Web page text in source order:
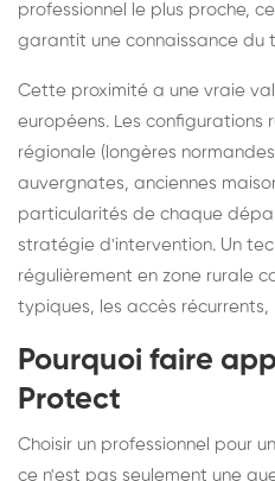
professionnel le plus proche,
garantit une connaissance du
Cette proximité a une vraie
européens. Les configurations
régionale (longères
auvergnates, anciennes
particularités de chaque
stratégie d'intervention. Un
régulièrement en zone rurale
typiques, les accès
Pourquoi faire
Protect
Choisir un professionnel pour
ce n'est pas seulement une